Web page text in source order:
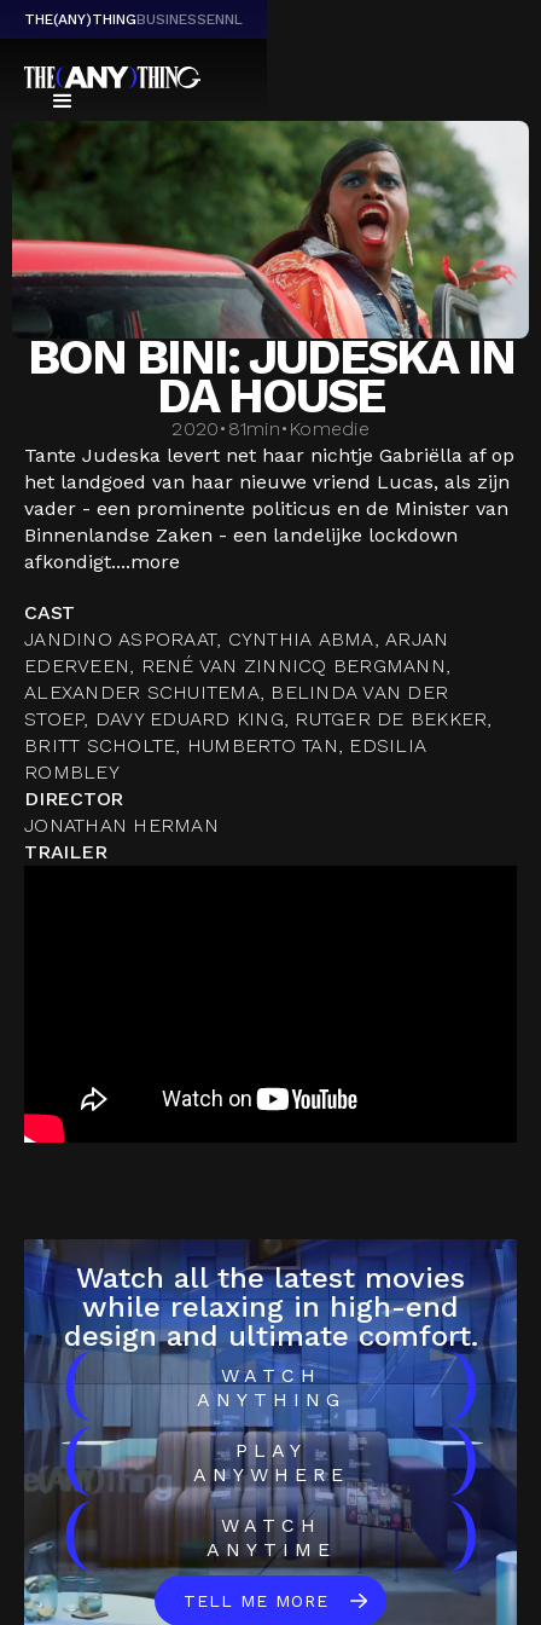
THE(ANY)THINGBUSINESSENNL
BON BINI: JUDESKA IN
DA HOUSE
2020• 81min• Komedie
Tante Judeska levert net haar nichtje Gabriëlla af op
het landgoed van haar nieuwe vriend Lucas, als zijn
vader - een prominente politicus en de Minister van
Binnenlandse Zaken - een landelijke lockdown
afkondigt....more
CAST
JANDINO ASPORAAT, CYNTHIA ABMA, ARJAN
EDERVEEN, RENÉ VAN ZINNICQ BERGMANN,
ALEXANDER SCHUITEMA, BELINDA VAN DER
STOEP, DAVY EDUARD KING, RUTGER DE BEKKER,
BRITT SCHOLTE, HUMBERTO TAN, EDSILIA
ROMBLEY
DIRECTOR
JONATHAN HERMAN
TRAILER
Watch all the latest movies
while relaxing in high-end
design and ultimate comfort.
(
WATCH
ANYTHING
)
(
PLAY
ANYWHERE
)
(
WATCH
ANYTIME
)
TELL ME MORE